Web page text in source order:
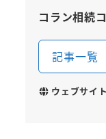
コラン相続
記事一覧
ウェブサイト